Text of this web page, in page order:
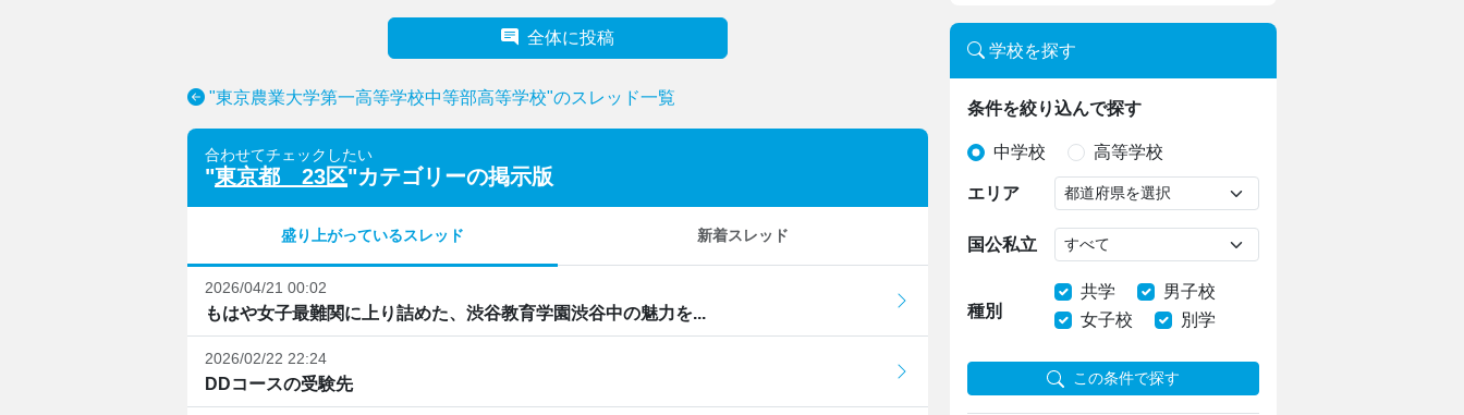
全体に投稿
"東京農業大学第一高等学校中等部高等学校"のスレッド一覧
合わせてチェックしたい
"東京都 23区"カテゴリーの掲示版
盛り上がっているスレッド 新着スレッド
2026/04/21 00:02
もはや女子最難関に上り詰めた、渋谷教育学園渋谷中の魅力を...
2026/02/22 22:24
DDコースの受験先
学校を探す
条件を絞り込んで探す
中学校 高等学校
エリア
国公私立
種別
共学
男子校
女子校
別学
この条件で探す